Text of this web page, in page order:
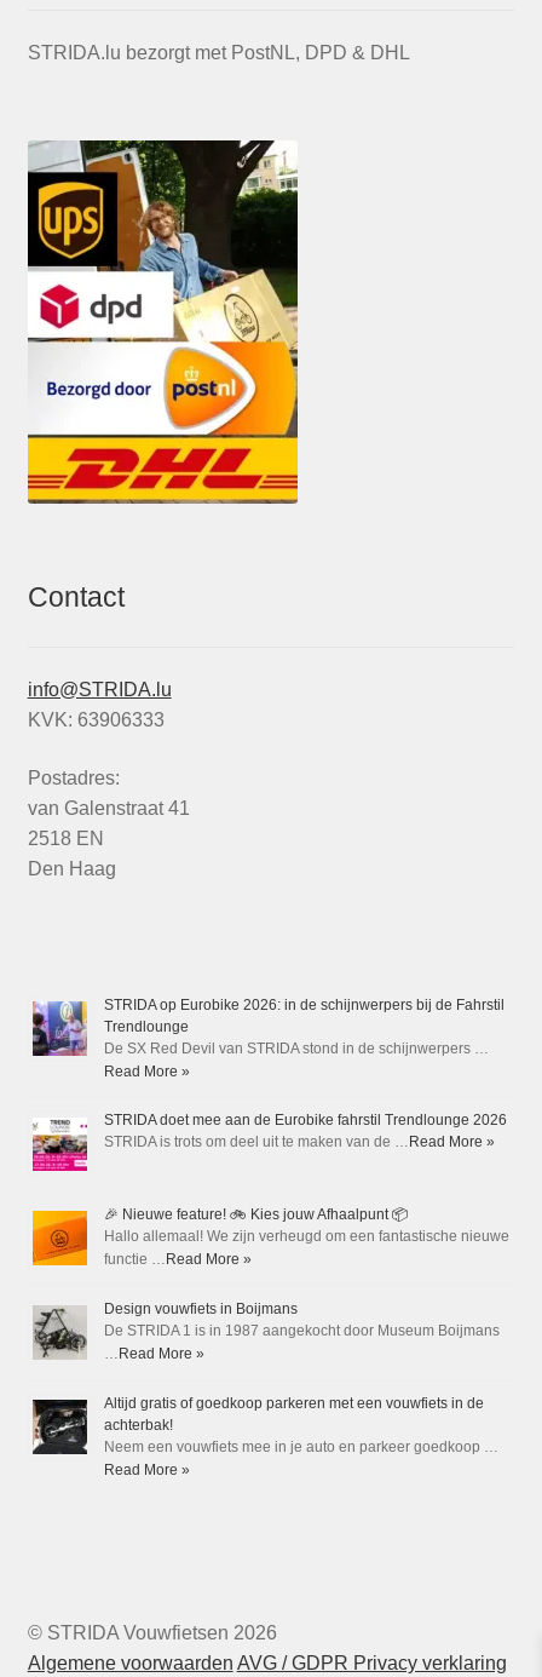
STRIDA.lu bezorgt met PostNL, DPD & DHL
Contact
info@STRIDA.lu
KVK: 63906333
Postadres:
van Galenstraat 41
2518 EN
Den Haag
STRIDA op Eurobike 2026: in de schijnwerpers bij de Fahrstil
Trendlounge
De SX Red Devil van STRIDA stond in de schijnwerpers …
Read More »
STRIDA doet mee aan de Eurobike fahrstil Trendlounge 2026
STRIDA is trots om deel uit te maken van de … Read More »
🎉 Nieuwe feature! 🚲 Kies jouw Afhaalpunt 📦
Hallo allemaal! We zijn verheugd om een fantastische nieuwe
functie … Read More »
Design vouwfiets in Boijmans
De STRIDA 1 is in 1987 aangekocht door Museum Boijmans
… Read More »
Altijd gratis of goedkoop parkeren met een vouwfiets in de
achterbak!
Neem een vouwfiets mee in je auto en parkeer goedkoop …
Read More »
© STRIDA Vouwfietsen 2026
Algemene voorwaarden AVG / GDPR Privacy verklaring